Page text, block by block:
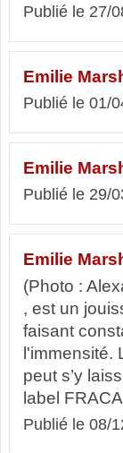
Publié le 27/
Emilie
Publié le 01/
Emilie
Publié le 29/
Emilie
(Photo :
, est un
faisant
l'immensité.
peut s’y
label
Publié le 08/